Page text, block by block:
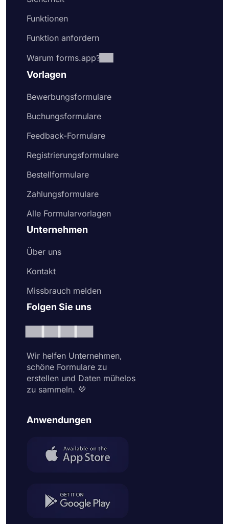
Funktionen
Funktion anfordern
Warum forms.app?
Vorlagen
Bewerbungsformulare
Buchungsformulare
Feedback-Formulare
Registrierungsformulare
Bestellformulare
Zahlungsformulare
Alle Formularvorlagen
Unternehmen
Über uns
Kontakt
Missbrauch melden
Folgen Sie uns
Wir helfen Unternehmen,
schöne Formulare zu
erstellen und Daten mühelos
zu sammeln. 💜
Anwendungen